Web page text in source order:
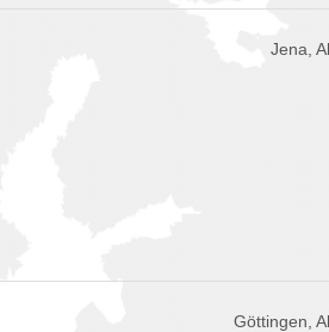
Jena,
Göttingen,